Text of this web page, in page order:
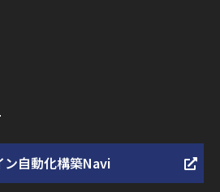
ン自動化構築Navi